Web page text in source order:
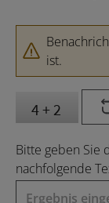
ist.
Bitte geben Sie
nachfolgende